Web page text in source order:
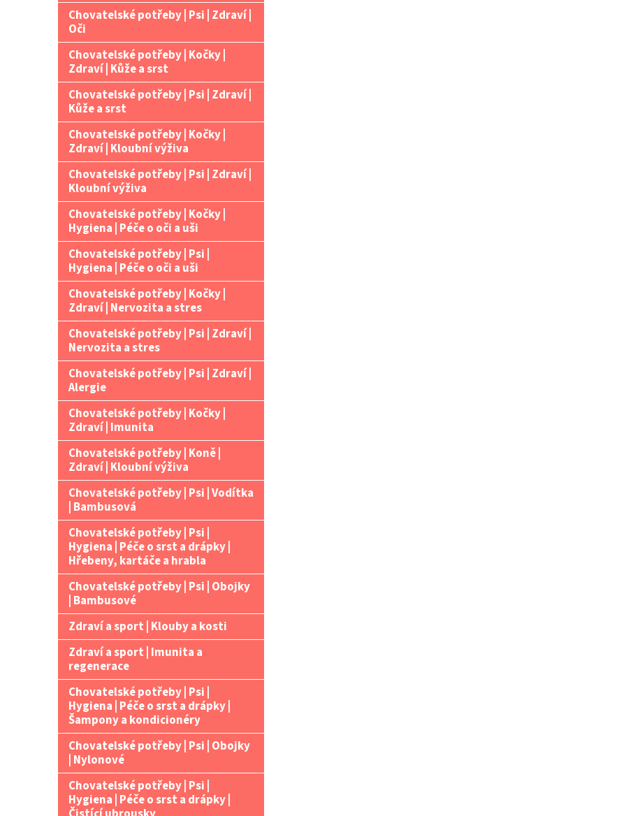
Chovatelské potřeby | Psi | Zdraví |
Oči
Chovatelské potřeby | Kočky |
Zdraví | Kůže a srst
Chovatelské potřeby | Psi | Zdraví |
Kůže a srst
Chovatelské potřeby | Kočky |
Zdraví | Kloubní výživa
Chovatelské potřeby | Psi | Zdraví |
Kloubní výživa
Chovatelské potřeby | Kočky |
Hygiena | Péče o oči a uši
Chovatelské potřeby | Psi |
Hygiena | Péče o oči a uši
Chovatelské potřeby | Kočky |
Zdraví | Nervozita a stres
Chovatelské potřeby | Psi | Zdraví |
Nervozita a stres
Chovatelské potřeby | Psi | Zdraví |
Alergie
Chovatelské potřeby | Kočky |
Zdraví | Imunita
Chovatelské potřeby | Koně |
Zdraví | Kloubní výživa
Chovatelské potřeby | Psi | Vodítka
| Bambusová
Chovatelské potřeby | Psi |
Hygiena | Péče o srst a drápky |
Hřebeny, kartáče a hrabla
Chovatelské potřeby | Psi | Obojky
| Bambusové
Zdraví a sport | Klouby a kosti
Zdraví a sport | Imunita a
regenerace
Chovatelské potřeby | Psi |
Hygiena | Péče o srst a drápky |
Šampony a kondicionéry
Chovatelské potřeby | Psi | Obojky
| Nylonové
Chovatelské potřeby | Psi |
Hygiena | Péče o srst a drápky |